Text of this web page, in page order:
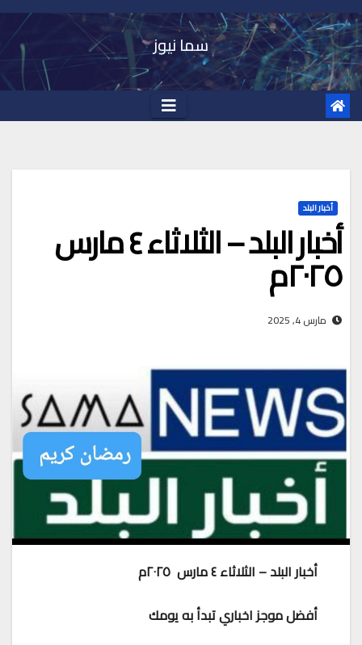
Skip
to
content
سما نيوز
أخبار البلد
أخبار البلد – الثلاثاء ٤ مارس
٢٠٢٥م
مارس 4, 2025
أخبار البلد – الثلاثاء ٤ مارس ٢٠٢٥م
أفضل موجز اخباري تبدأ به يومك